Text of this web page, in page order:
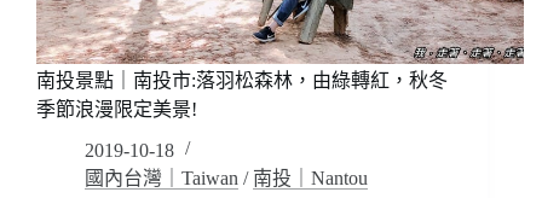
母
廟
遠
眺
市
南投景點｜南投市:落羽松森林，由綠轉紅，秋冬
季節浪漫限定美景!
2019-10-18
國內台灣｜Taiwan / 南投｜Nantou